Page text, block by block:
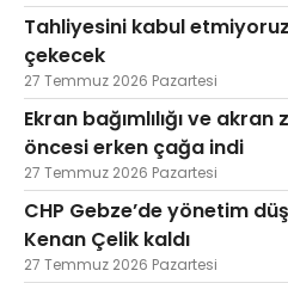
Tahliyesini kabul
çekecek
27 Temmuz 2026 Pazartesi
Ekran bağımlılığı ve akran
öncesi erken çağa indi
27 Temmuz 2026 Pazartesi
CHP Gebze’de yönetim
Kenan Çelik kaldı
27 Temmuz 2026 Pazartesi